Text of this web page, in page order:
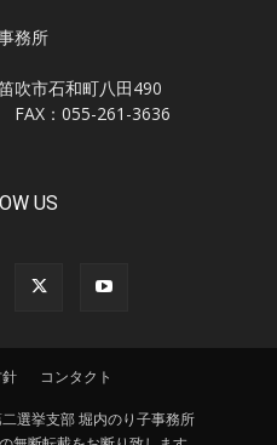
務所
吹市石和町八田490
FAX：055-261-3636
US
コンタクト
選挙支部 堀内のり子事務所